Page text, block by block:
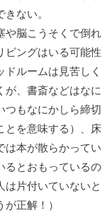
ない。
や脳こうそくで倒れ
ビングはいる可能性
ルームは見苦しく
が、書斎などはなに
つもなにかしら締切
とを意味する）、床
は本が散らかってい
るとおもっているの
片付いていないと
正解！）